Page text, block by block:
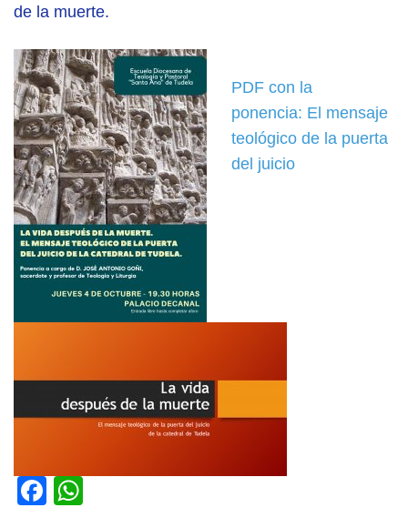
de la muerte.
PDF con la
ponencia: El mensaje
teológico de la puerta
del juicio
Facebook